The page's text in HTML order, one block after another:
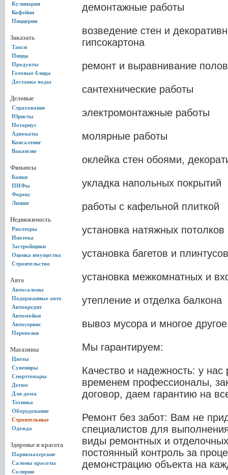
Кулинария
Кофейни
Пиццерии
Заказать
Такси
Пицца
Продукты
Готовые блюда
Доставка воды
Деловые
Страхование
Юристы
Нотариус
Адвокаты
Консалтинг
Вакансии
Финансы
Банки
ПИФы
Форекс
Лизинг
Недвижимость
Риэлторы
Ипотека
Застройщики
Оценка имущества
Строительство
Авто
Автосалоны
Подержанные авто
Автокредит
Автомойки
Автосервис
Перевозки
Магазины
Цветы
Сувениры
Спорттовары
Детям
Для дома
Техника
Оборудование
Строительные
Одежда
Здоровье и красота
Парикмахерские
Салоны красоты
Солярии
демонтажные работы
возведение стен и
гипсокартона
ремонт и выравнивание
сантехнические работы
электромонтажные работы
молярные работы
оклейка стен обоями,
укладка напольных покрытий
работы с кафельной плиткой
установка натяжных потолков
установка багетов и плинтусов
установка межкомнатных и
утепление и отделка балкона
вывоз мусора и многое
Мы гарантируем:
Качество и надежность: у
временем профессионалы,
договор, даем гарантию на
Ремонт без забот: Вам не
специалистов для
виды ремонтных и
постоянный контроль за
демонстрацию объекта на